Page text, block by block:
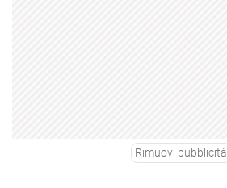
Rimuovi pubblicità